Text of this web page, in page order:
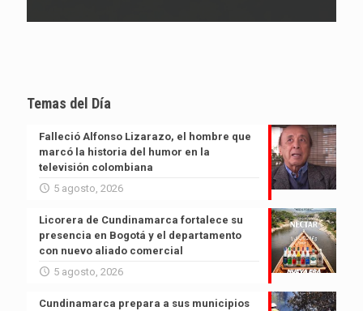
Temas del Día
Falleció Alfonso Lizarazo, el hombre que
marcó la historia del humor en la
televisión colombiana
5 agosto, 2026
Licorera de Cundinamarca fortalece su
presencia en Bogotá y el departamento
con nuevo aliado comercial
5 agosto, 2026
Cundinamarca prepara a sus municipios